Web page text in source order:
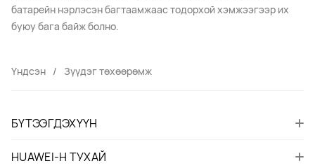
батарейн нэрлэсэн багтаамжаас тодорхой хэмжээгээр их
буюу бага байж болно.
Үндсэн Зүүдэг төхөөрөмж
БҮТЭЭГДЭХҮҮН
HUAWEI-Н ТУХАЙ